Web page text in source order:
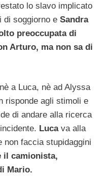
lo slavo implicato
di soggiorno e Sandra
preoccupata di
Arturo, ma non sa di
a Luca, nè ad Alyssa
risponde agli stimoli e
di andare alla ricerca
Lucava alla
non faccia stupidaggini
il camionista,
Mario.